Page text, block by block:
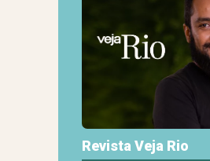
Revista Veja Rio